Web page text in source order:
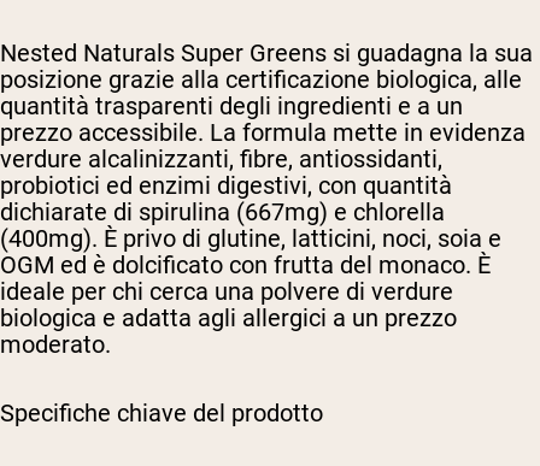
Nested Naturals Super Greens si guadagna la sua
posizione grazie alla certificazione biologica, alle
quantità trasparenti degli ingredienti e a un
prezzo accessibile. La formula mette in evidenza
verdure alcalinizzanti, fibre, antiossidanti,
probiotici ed enzimi digestivi, con quantità
dichiarate di spirulina (667mg) e chlorella
(400mg). È privo di glutine, latticini, noci, soia e
OGM ed è dolcificato con frutta del monaco. È
ideale per chi cerca una polvere di verdure
biologica e adatta agli allergici a un prezzo
moderato.
Specifiche chiave del prodotto